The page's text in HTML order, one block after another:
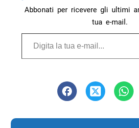
Abbonati per ricevere gli ultimi
tua e-mail.
Digita la tua e-mail...